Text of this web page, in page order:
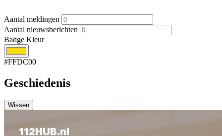
Aantal meldingen
Aantal nieuwsberichten
Badge Kleur
#FFDC00
Geschiedenis
Wissen